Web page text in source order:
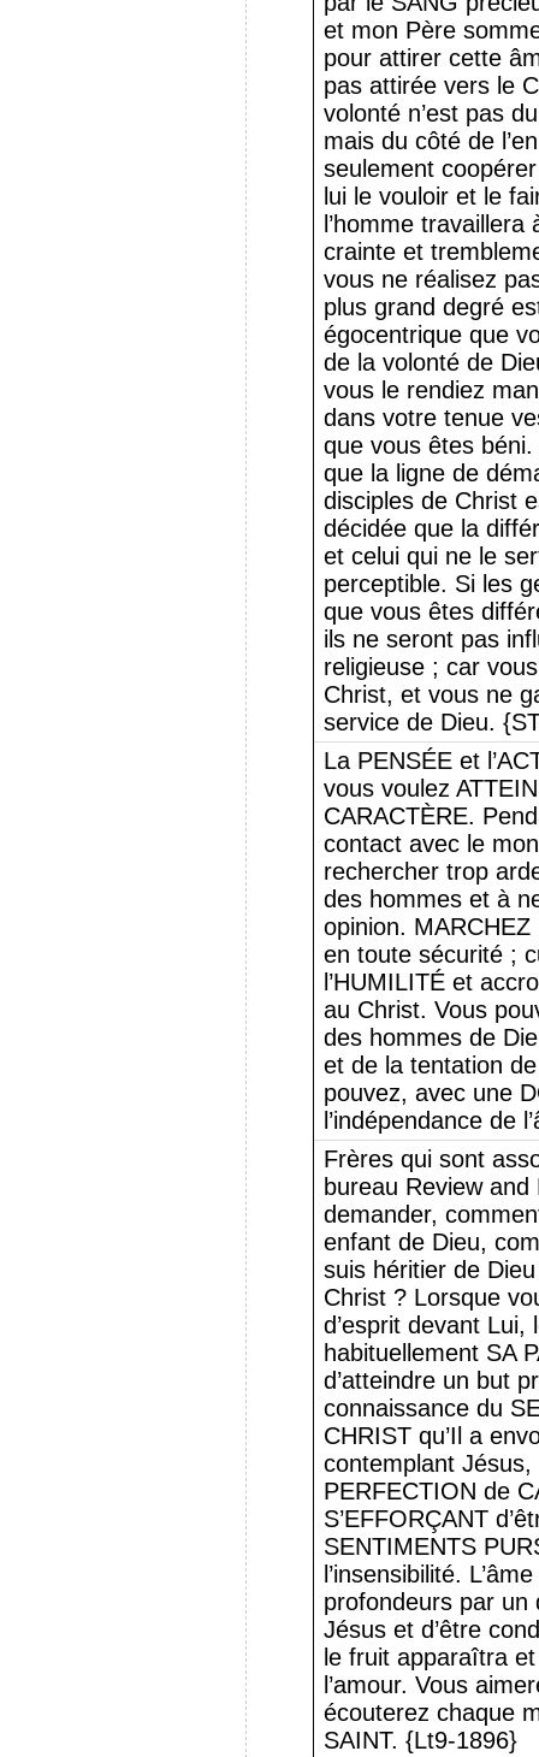
et mon Père
pour attirer cette
pas attirée vers le
volonté n’est pas
mais du côté de
seulement
lui le vouloir et le
l’homme
crainte et
vous ne réalisez
plus grand degré
égocentrique que
de la volonté de
vous le rendiez
dans votre tenue
que vous êtes
que la ligne de
disciples de Christ
décidée que la
et celui qui ne le
perceptible. Si les
que vous êtes
ils ne seront pas
religieuse ; car
Christ, et vous ne
service de Dieu.
La PENSÉE et
vous voulez
CARACTÈRE.
contact avec le
rechercher trop
des hommes et à
opinion.
en toute sécurité ;
l’HUMILITÉ et
au Christ. Vous
des hommes de
et de la tentation
pouvez, avec une
l’indépendance de
Frères qui sont
bureau Review
demander,
enfant de Dieu,
suis héritier de
Christ ? Lorsque
d’esprit devant
habituellement SA
d’atteindre un but
connaissance du
CHRIST qu’Il a
contemplant Jésus,
PERFECTION de
S’EFFORÇANT
SENTIMENTS
l’insensibilité.
profondeurs par un
Jésus et d’être
le fruit apparaîtra
l’amour. Vous
écouterez chaque
SAINT. {Lt9-1896}